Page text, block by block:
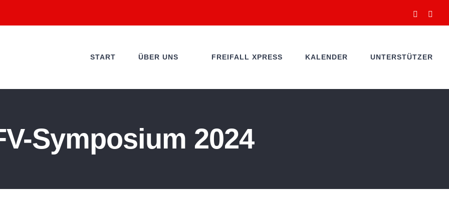
Facebook
START ÜBER UNS FREIFALL XPRESS KALENDER UNTERSTÜTZER
Symposium 2024